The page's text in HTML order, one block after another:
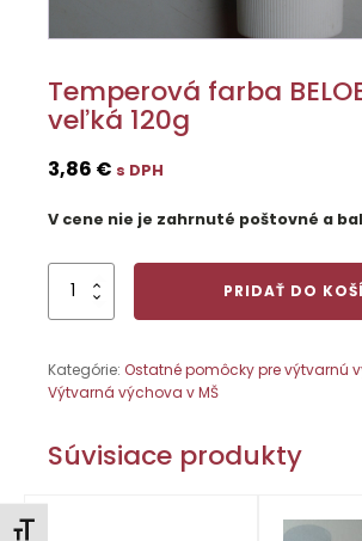
Zmeniť veľkosť písma
Temperová farba
veľká 120g
3,86 € s DPH
V cene nie je zahrnuté poštovné a
množstvo
Temperová
v tube,
veľká
PRIDAŤ DO
Kategórie: Ostatné pomôcky pre výtvarnú
Výtvarná výchova v MŠ
Súvisiace produkty